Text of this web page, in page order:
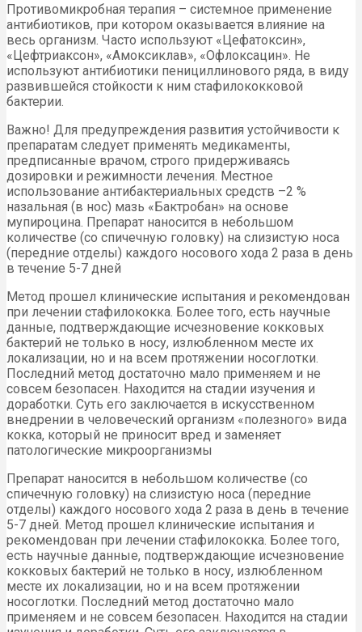
Противомикробная терапия – системное применение
антибиотиков, при котором оказывается влияние на
весь организм. Часто используют «Цефатоксин»,
«Цефтриаксон», «Амоксиклав», «Офлоксацин». Не
используют антибиотики пенициллинового ряда, в виду
развившейся стойкости к ним стафилококковой
бактерии.
Важно! Для предупреждения развития устойчивости к
препаратам следует применять медикаменты,
предписанные врачом, строго придерживаясь
дозировки и режимности лечения. Местное
использование антибактериальных средств –2 %
назальная (в нос) мазь «Бактробан» на основе
мупироцина. Препарат наносится в небольшом
количестве (со спичечную головку) на слизистую носа
(передние отделы) каждого носового хода 2 раза в день
в течение 5-7 дней
Метод прошел клинические испытания и рекомендован
при лечении стафилококка. Более того, есть научные
данные, подтверждающие исчезновение кокковых
бактерий не только в носу, излюбленном месте их
локализации, но и на всем протяжении носоглотки.
Последний метод достаточно мало применяем и не
совсем безопасен. Находится на стадии изучения и
доработки. Суть его заключается в искусственном
внедрении в человеческий организм «полезного» вида
кокка, который не приносит вред и заменяет
патологические микроорганизмы
Препарат наносится в небольшом количестве (со
спичечную головку) на слизистую носа (передние
отделы) каждого носового хода 2 раза в день в течение
5-7 дней. Метод прошел клинические испытания и
рекомендован при лечении стафилококка. Более того,
есть научные данные, подтверждающие исчезновение
кокковых бактерий не только в носу, излюбленном
месте их локализации, но и на всем протяжении
носоглотки. Последний метод достаточно мало
применяем и не совсем безопасен. Находится на стадии